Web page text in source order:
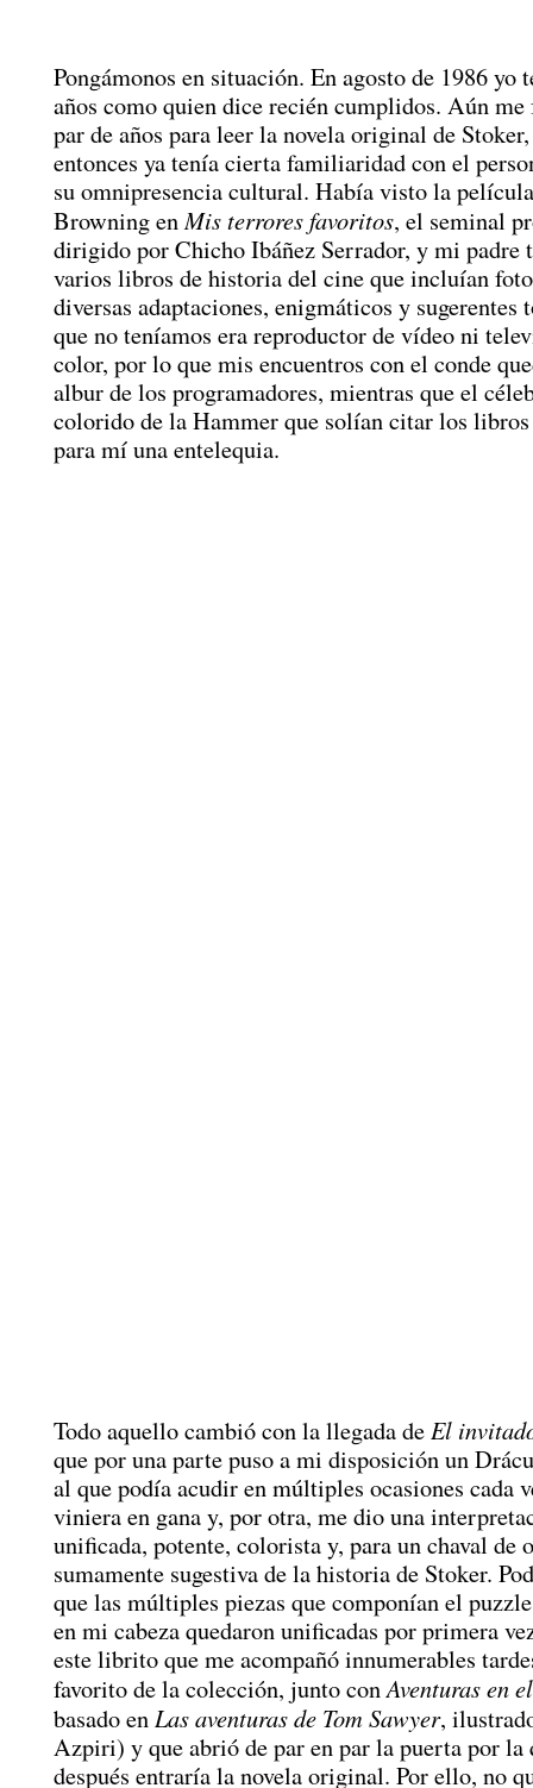
Pongámonos en situación. En agosto de 1986 yo
años como quien dice recién cumplidos. Aún me
par de años para leer la novela original de
entonces ya tenía cierta familiaridad con el
su omnipresencia cultural. Había visto la
Browning enMis terrores favoritos, el seminal
dirigido por Chicho Ibáñez Serrador, y mi padre
varios libros de historia del cine que incluían
diversas adaptaciones, enigmáticos y sugerentes
que no teníamos era reproductor de vídeo ni
color, por lo que mis encuentros con el conde
albur de los programadores, mientras que el
colorido de la Hammer que solían citar los libros
para mí una entelequia.
Todo aquello cambió con la llegada de El
que por una parte puso a mi disposición un
al que podía acudir en múltiples ocasiones cada
viniera en gana y, por otra, me dio una
unificada, potente, colorista y, para un chaval de
sumamente sugestiva de la historia de Stoker.
que las múltiples piezas que componían el
en mi cabeza quedaron unificadas por primera
este librito que me acompañó innumerables
favorito de la colección, junto conAventuras en
basado en Las aventuras de Tom Sawyer,
Azpiri) y que abrió de par en par la puerta por la
después entraría la novela original. Por ello, no